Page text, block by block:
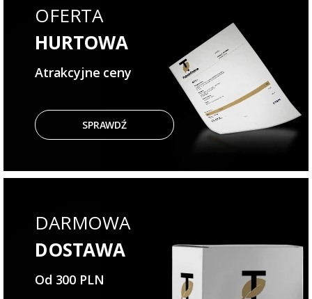
OFERTA
HURTOWA
Atrakcyjne ceny
SPRAWDŹ
DARMOWA
DOSTAWA
Od 300 PLN